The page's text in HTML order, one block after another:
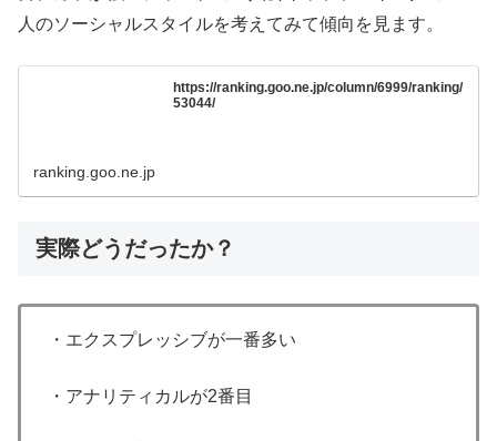
人のソーシャルスタイルを考えてみて傾向を見ます。
https://ranking.goo.ne.jp/column/6999/ranking/
53044/
ranking.goo.ne.jp
実際どうだったか？
・エクスプレッシブが一番多い
・アナリティカルが2番目